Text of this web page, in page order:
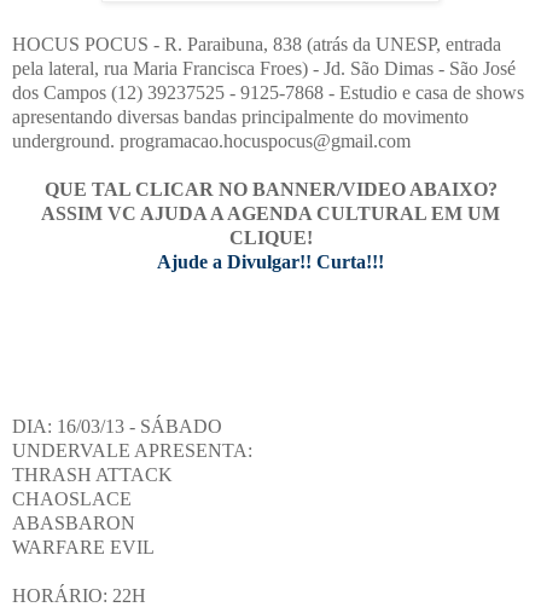
HOCUS POCUS - R. Paraibuna, 838 (atrás da UNESP, entrada
pela lateral, rua Maria Francisca Froes) - Jd. São Dimas - São José
dos Campos (12) 39237525 - 9125-7868 - Estudio e casa de shows
apresentando diversas bandas principalmente do movimento
underground. programacao.hocuspocus@gmail.com
QUE TAL CLICAR NO BANNER/VIDEO ABAIXO?
ASSIM VC AJUDA A AGENDA CULTURAL EM UM
CLIQUE!
Ajude a Divulgar!! Curta!!!
DIA: 16/03/13 - SÁBADO
UNDERVALE APRESENTA:
THRASH ATTACK
CHAOSLACE
ABASBARON
WARFARE EVIL
HORÁRIO: 22H